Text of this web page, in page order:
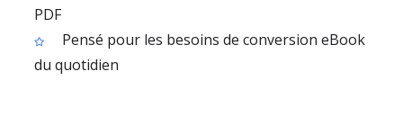
PDF
Pensé pour les besoins de conversion eBook
du quotidien